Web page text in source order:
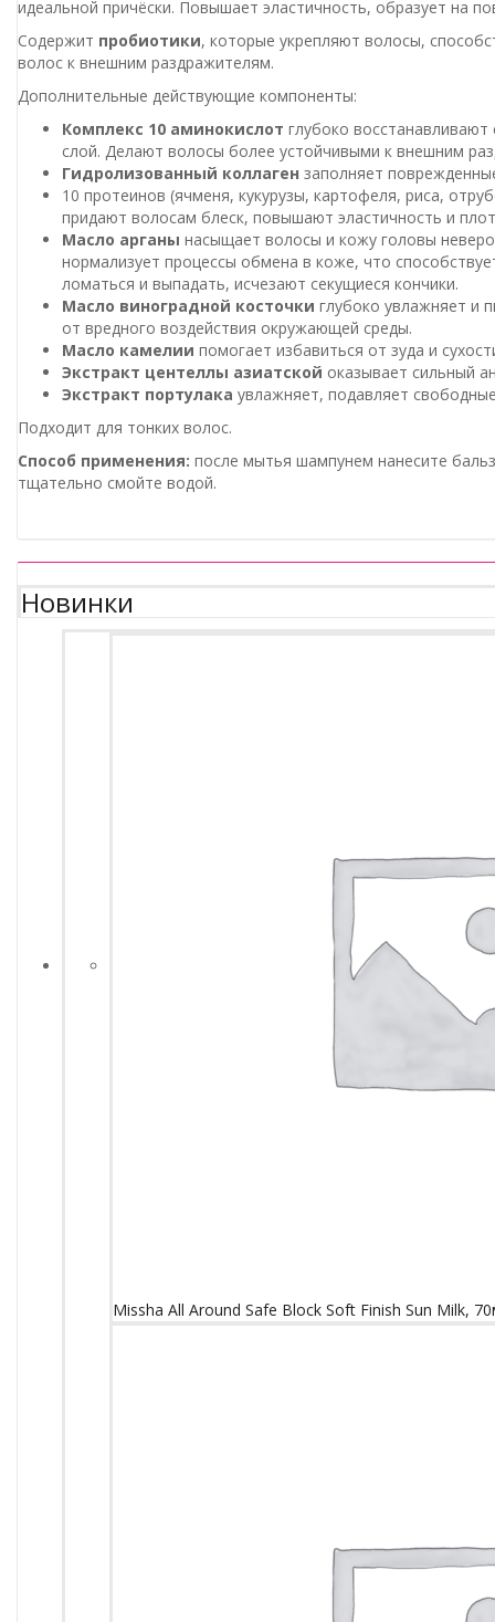
идеальной причёски. Повышает эластичность, образует на
Содержит пробиотики, которые укрепляют волосы,
волос к внешним раздражителям.
Дополнительные действующие компоненты:
Комплекс 10 аминокислот глубоко
слой. Делают волосы более устойчивыми к внешним
Гидролизованный коллаген заполняет
10 протеинов (ячменя, кукурузы, картофеля, риса,
придают волосам блеск, повышают эластичность и
Масло арганы насыщает волосы и кожу головы
нормализует процессы обмена в коже, что
ломаться и выпадать, исчезают секущиеся кончики.
Масло виноградной косточки глубоко увлажняет и
от вредного воздействия окружающей среды.
Масло камелии помогает избавиться от зуда и
Экстракт центеллы азиатской оказывает сильный
Экстракт портулака увлажняет, подавляет
Подходит для тонких волос.
Способ применения: после мытья шампунем нанесите
тщательно смойте водой.
Новинки
Missha All Around Safe Block Soft Finish Sun Milk,